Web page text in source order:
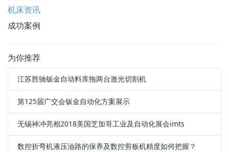
机床资讯
成功案例
为你推荐
江苏胜驰钣金自动料库拖两台激光切割机
第125届广交会钣金自动化方案展示
无锡神冲亮相2018美国芝加哥工业及自动化展会imts
数控折弯机液压油路的保养及数控剪板机精度如何把握？